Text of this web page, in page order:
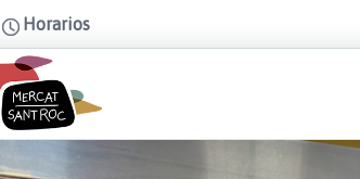
Horarios